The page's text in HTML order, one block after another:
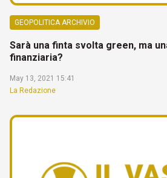
GEOPOLITICA ARCHIVIO
Sarà una finta svolta green, ma
finanziaria?
May 13, 2021 15:41
La Redazione